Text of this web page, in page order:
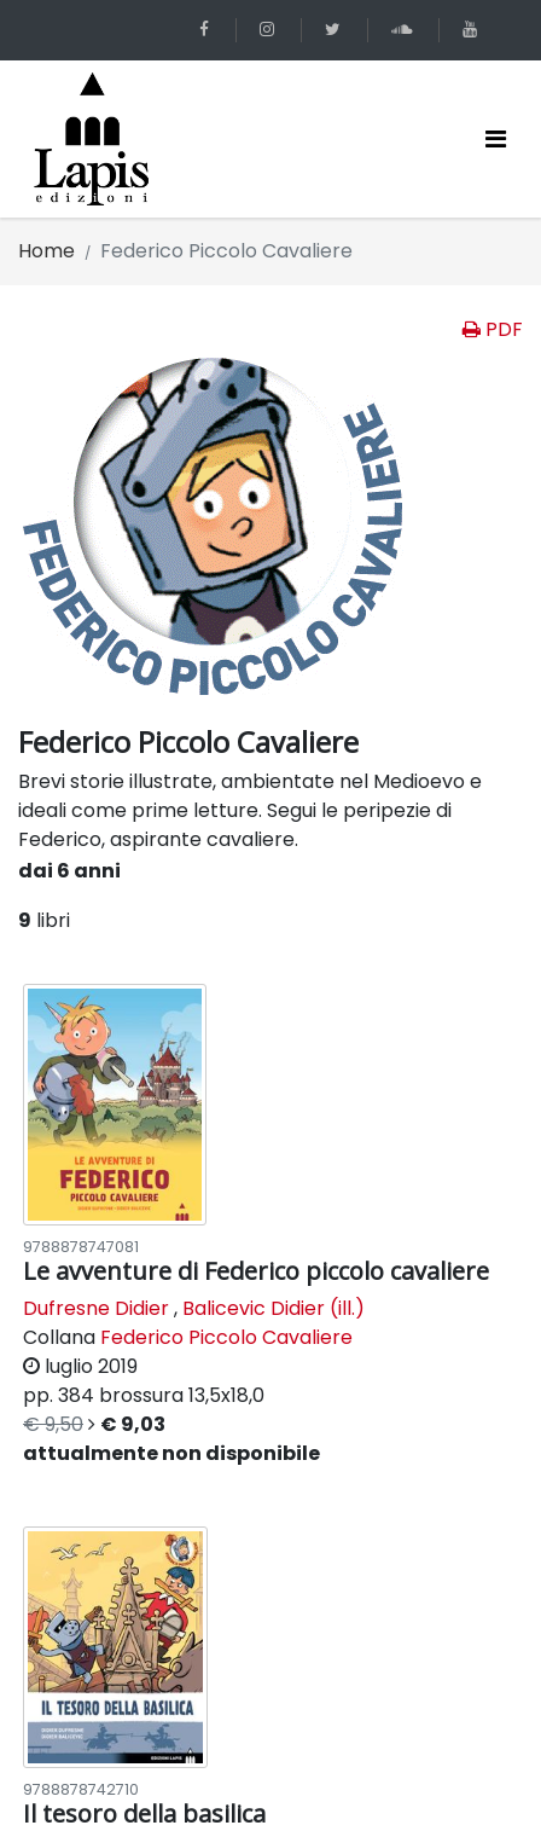
Home Federico Piccolo Cavaliere
PDF
Federico Piccolo Cavaliere
Brevi storie illustrate, ambientate nel Medioevo e
ideali come prime letture. Segui le peripezie di
Federico, aspirante cavaliere.
dai 6 anni
9 libri
9788878747081
Le avventure di Federico piccolo cavaliere
Dufresne Didier, Balicevic Didier (ill.)
Collana Federico Piccolo Cavaliere
luglio 2019
pp. 384 brossura13,5x18,0
€ 9,50
€ 9,03
attualmente non disponibile
9788878742710
Il tesoro della basilica